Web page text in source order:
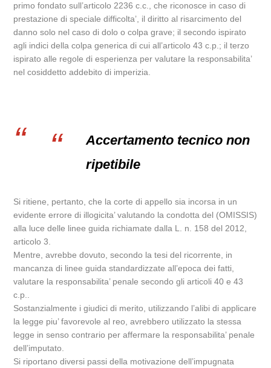
primo fondato sull’articolo 2236 c.c., che riconosce in caso di
prestazione di speciale difficolta’, il diritto al risarcimento del
danno solo nel caso di dolo o colpa grave; il secondo ispirato
agli indici della colpa generica di cui all’articolo 43 c.p.; il terzo
ispirato alle regole di esperienza per valutare la responsabilita’
nel cosiddetto addebito di imperizia.
Accertamento tecnico non
ripetibile
Si ritiene, pertanto, che la corte di appello sia incorsa in un
evidente errore di illogicita’ valutando la condotta del (OMISSIS)
alla luce delle linee guida richiamate dalla L. n. 158 del 2012,
articolo 3.
Mentre, avrebbe dovuto, secondo la tesi del ricorrente, in
mancanza di linee guida standardizzate all’epoca dei fatti,
valutare la responsabilita’ penale secondo gli articoli 40 e 43
c.p..
Sostanzialmente i giudici di merito, utilizzando l’alibi di applicare
la legge piu’ favorevole al reo, avrebbero utilizzato la stessa
legge in senso contrario per affermare la responsabilita’ penale
dell’imputato.
Si riportano diversi passi della motivazione dell’impugnata